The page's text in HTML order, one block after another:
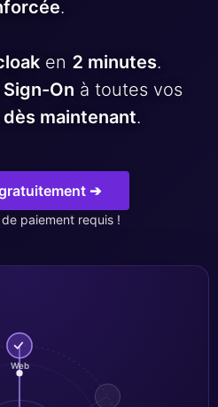
.
en 2 minutes.
On à toutes vos
dès maintenant.
➔
paiement requis !
Web